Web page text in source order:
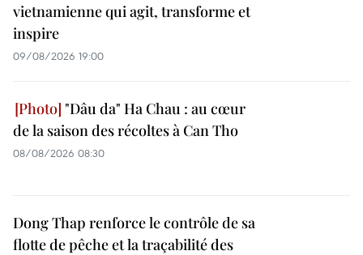
vietnamienne qui agit, transforme et
inspire
09/08/2026 19:00
"Dâu da" Ha Chau : au cœur
de la saison des récoltes à Can Tho
08/08/2026 08:30
Dong Thap renforce le contrôle de sa
flotte de pêche et la traçabilité des